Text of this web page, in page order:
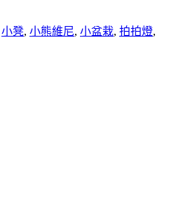
小凳, 小熊維尼, 小盆栽, 拍拍燈,